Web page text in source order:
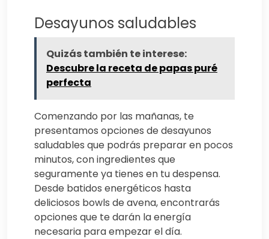
Desayunos saludables
Quizás también te interese:
Descubre la receta de papas puré
perfecta
Comenzando por las mañanas, te
presentamos opciones de desayunos
saludables que podrás preparar en pocos
minutos, con ingredientes que
seguramente ya tienes en tu despensa.
Desde batidos energéticos hasta
deliciosos bowls de avena, encontrarás
opciones que te darán la energía
necesaria para empezar el día.